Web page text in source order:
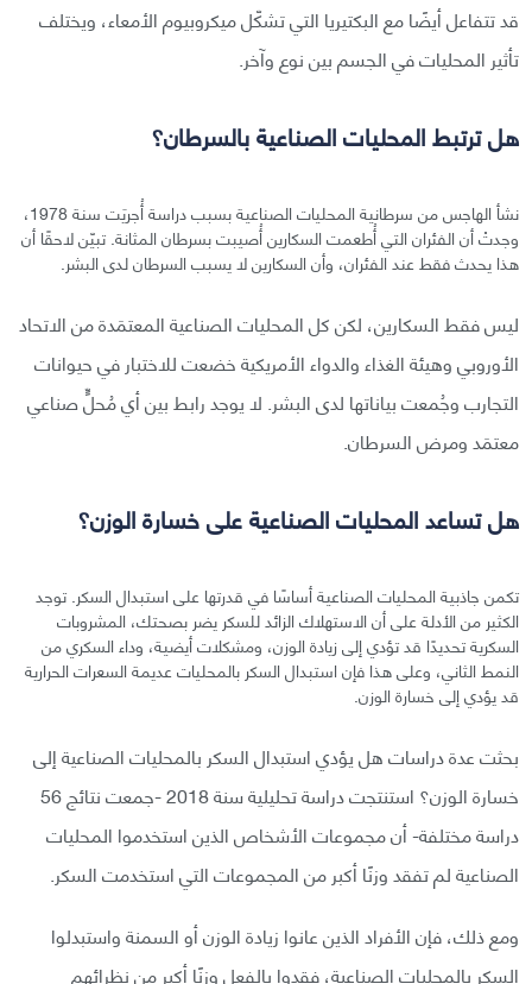
قد تتفاعل أيضًا مع البكتيريا التي تشكّل ميكروبيوم الأمعاء، ويختلف
تأثير المحليات في الجسم بين نوع وآخر.
هل ترتبط المحليات الصناعية بالسرطان؟
نشأ الهاجس من سرطانية المحليات الصناعية بسبب دراسة أُجريَت سنة 1978،
وجدتْ أن الفئران التي أُطعمت السكارين أُصيبت بسرطان المثانة. تبيّن لاحقًا أن
هذا يحدث فقط عند الفئران، وأن السكارين لا يسبب السرطان لدى البشر.
ليس فقط السكارين، لكن كل المحليات الصناعية المعتمَدة من الاتحاد
الأوروبي وهيئة الغذاء والدواء الأمريكية خضعت للاختبار في حيوانات
التجارب وجُمعت بياناتها لدى البشر. لا يوجد رابط بين أي مُحلٍّ صناعي
معتمَد ومرض السرطان.
هل تساعد المحليات الصناعية على خسارة الوزن؟
تكمن جاذبية المحليات الصناعية أساسًا في قدرتها على استبدال السكر. توجد
الكثير من الأدلة على أن الاستهلاك الزائد للسكر يضر بصحتك، المشروبات
السكرية تحديدًا قد تؤدي إلى زيادة الوزن، ومشكلات أيضية، وداء السكري من
النمط الثاني، وعلى هذا فإن استبدال السكر بالمحليات عديمة السعرات الحرارية
قد يؤدي إلى خسارة الوزن.
بحثت عدة دراسات هل يؤدي استبدال السكر بالمحليات الصناعية إلى
خسارة الوزن؟ استنتجت دراسة تحليلية سنة 2018 -جمعت نتائج 56
دراسة مختلفة- أن مجموعات الأشخاص الذين استخدموا المحليات
الصناعية لم تفقد وزنًا أكبر من المجموعات التي استخدمت السكر.
ومع ذلك، فإن الأفراد الذين عانوا زيادة الوزن أو السمنة واستبدلوا
السكر بالمحليات الصناعية، فقدوا بالفعل وزنًا أكبر من نظرائهم